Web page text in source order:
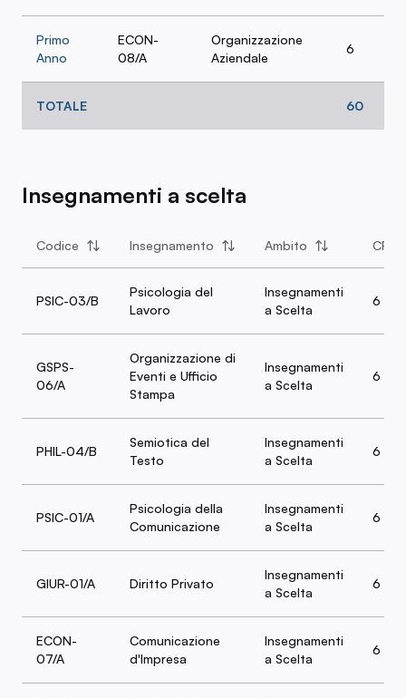
Primo
Anno
ECON-
08/A
Organizzazione
Aziendale
6
TOTALE 60
Insegnamenti a scelta
Codice Insegnamento Ambito CFU
PSIC-03/B
Psicologia del
Lavoro
Insegnamenti
a Scelta
6
GSPS-
06/A
Organizzazione di
Eventi e Ufficio
Stampa
Insegnamenti
a Scelta
6
PHIL-04/B
Semiotica del
Testo
Insegnamenti
a Scelta
6
PSIC-01/A
Psicologia della
Comunicazione
Insegnamenti
a Scelta
6
GIUR-01/A Diritto Privato
Insegnamenti
a Scelta
6
ECON-
07/A
Comunicazione
d'Impresa
Insegnamenti
a Scelta
6